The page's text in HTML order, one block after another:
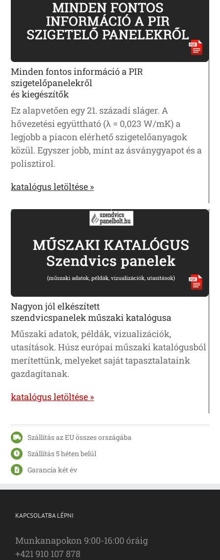
Minden fontos információ a PIR
szigetelőpanelekről
és kiegészítők
Ez alapvetően egy 21. századi sláger. A
hővezetési együttható (λ = 0,023 W/mK) a
legjobb a piacon elérhető szigetelőanyagok
közül. Egyszer jobb, mint az ásványgyapot és a
polisztirol.
katalógus letöltése »
Nagyon jól elkészített
szendvicspanelek műszaki katalógusa
Műszaki adatok, példák, vizualizációk,
utasítások. Húsz európai műszaki katalógusból
merítettünk, melyeket saját tapasztalataink
gazdagítanak.
katalógus letöltése »
Szállítás az EU összes országába
Szállítás 5 héten belül
Garancia két év
KAPCSOLATBA LÉPNI
Munkanapokon 9:00-16:00 óráig
+421 910 107 878